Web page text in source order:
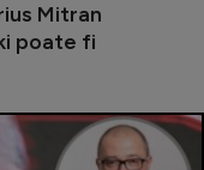
Mitran
poate fi